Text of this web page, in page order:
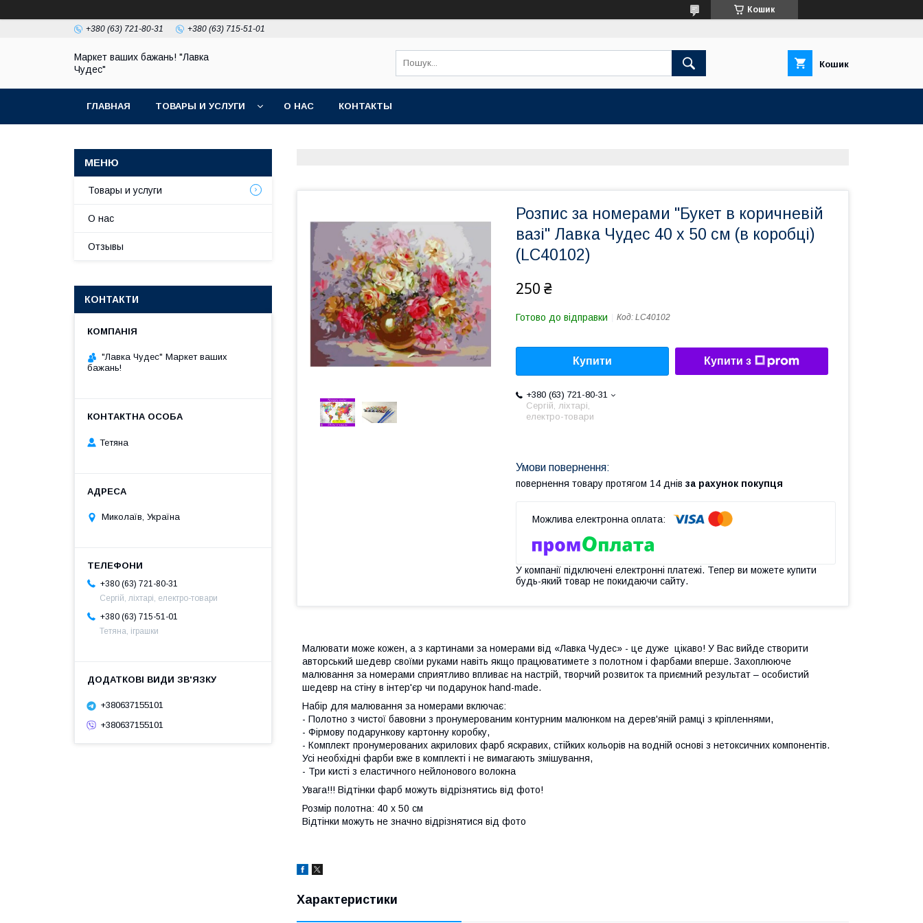
Кошик
+380 (63) 721-80-31 +380 (63) 715-51-01
Маркет ваших бажань! "Лавка
Чудес"
Кошик
ГЛАВНАЯ ТОВАРЫ И УСЛУГИ О НАС КОНТАКТЫ
Розпис за номерами "Букет в коричневій
вазі" Лавка Чудес 40 x 50 см (в коробці)
(LC40102)
250 ₴
Готово до відправки Код: LC40102
Купити Купити з
+380 (63) 721-80-31
Сергій, ліхтарі,
електро-товари
повернення товару протягом 14 днів за рахунок покупця
У компанії підключені електронні платежі. Тепер ви можете купити
будь-який товар не покидаючи сайту.
Малювати може кожен, а з картинами за номерами від «Лавка Чудес» - це дуже цікаво! У Вас вийде створити
авторський шедевр своїми руками навіть якщо працюватимете з полотном і фарбами вперше. Захоплююче
малювання за номерами сприятливо впливає на настрій, творчий розвиток та приємний результат – особистий
шедевр на стіну в інтер'єр чи подарунок hand-made.
Набір для малювання за номерами включає:
- Полотно з чистої бавовни з пронумерованим контурним малюнком на дерев'яній рамці з кріпленнями,
- Фірмову подарункову картонну коробку,
- Комплект пронумерованих акрилових фарб яскравих, стійких кольорів на водній основі з нетоксичних компонентів.
Усі необхідні фарби вже в комплекті і не вимагають змішування,
- Три кисті з еластичного нейлонового волокна
Увага!!! Відтінки фарб можуть відрізнятись від фото!
Розмір полотна: 40 х 50 см
Відтінки можуть не значно відрізнятися від фото
Характеристики
Товары и услуги
О нас
Отзывы
КОНТАКТИ
"Лавка Чудес" Маркет ваших
бажань!
Тетяна
Миколаїв, Україна
+380 (63) 721-80-31
Сергій, ліхтарі, електро-товари
+380 (63) 715-51-01
Тетяна, іграшки
+380637155101
+380637155101